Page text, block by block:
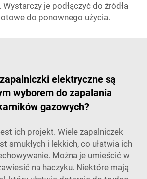
je podłączyć do źródła
do ponownego użycia.
elektryczne są
wyborem do zapalania
gazowych?
ich projekt. Wiele zapalniczek
smukłych i lekkich, co ułatwia ich
Można je umieścić w
na haczyku. Niektóre mają